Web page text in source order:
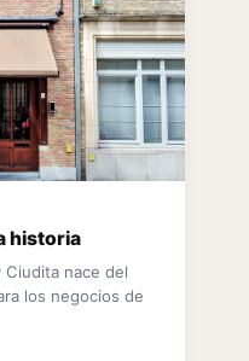
historia
Ciudita nace del
los negocios de